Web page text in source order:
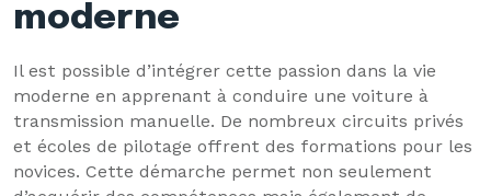
moderne
Il est possible d’intégrer cette passion dans la vie
moderne en apprenant à conduire une voiture à
transmission manuelle. De nombreux circuits privés
et écoles de pilotage offrent des formations pour les
novices. Cette démarche permet non seulement